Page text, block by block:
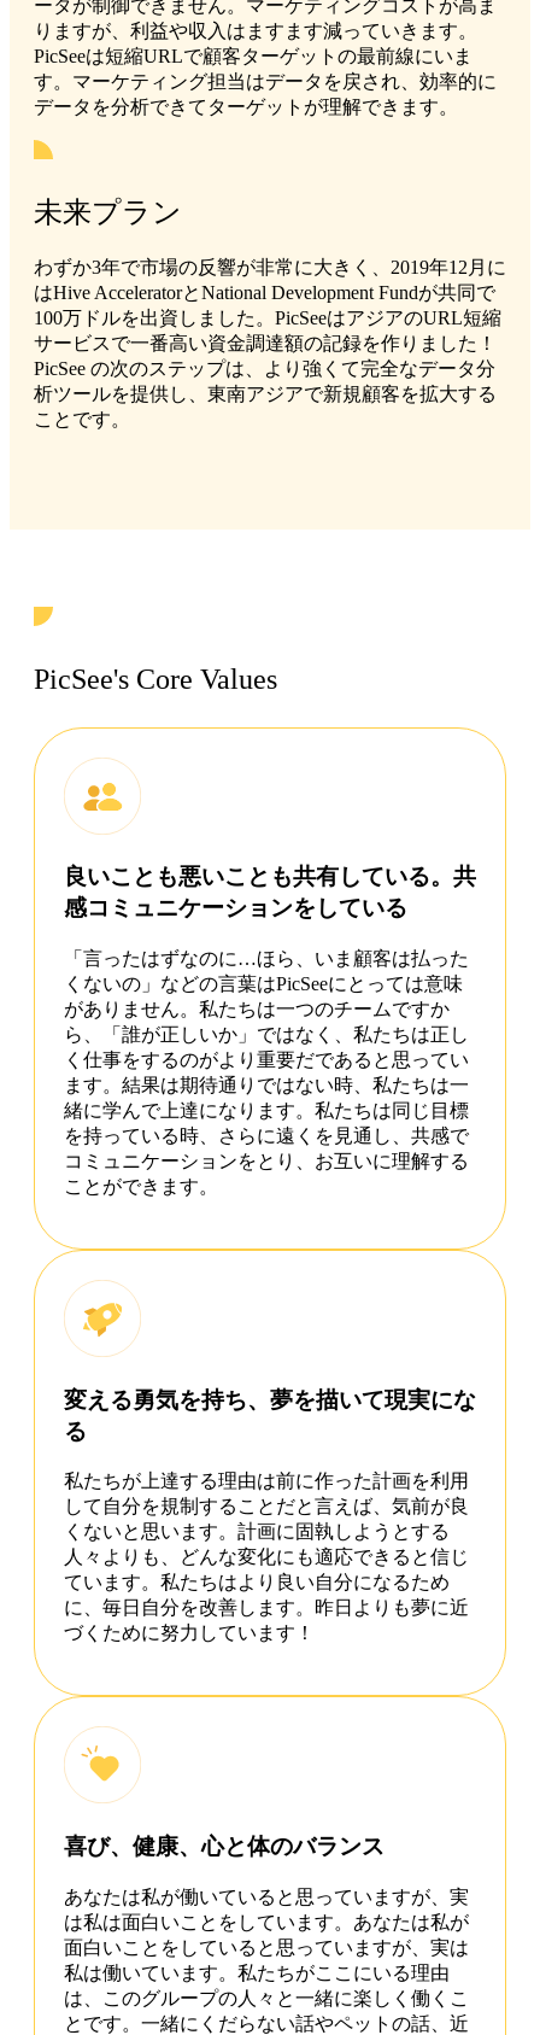
ータが制御できません。マーケティングコストが高ま
りますが、利益や収入はますます減っていきます。
PicSeeは短縮URLで顧客ターゲットの最前線にいま
す。マーケティング担当はデータを戻され、効率的に
データを分析できてターゲットが理解できます。
未来プラン
わずか3年で市場の反響が非常に大きく、2019年12月に
はHive AcceleratorとNational Development Fundが共同で
100万ドルを出資しました。PicSeeはアジアのURL短縮
サービスで一番高い資金調達額の記録を作りました！
PicSee の次のステップは、より強くて完全なデータ分
析ツールを提供し、東南アジアで新規顧客を拡大する
ことです。
PicSee's Core Values
良いことも悪いことも共有している。共
感コミュニケーションをしている
「言ったはずなのに…ほら、いま顧客は払った
くないの」などの言葉はPicSeeにとっては意味
がありません。私たちは一つのチームですか
ら、「誰が正しいか」ではなく、私たちは正し
く仕事をするのがより重要だであると思ってい
ます。結果は期待通りではない時、私たちは一
緒に学んで上達になります。私たちは同じ目標
を持っている時、さらに遠くを見通し、共感で
コミュニケーションをとり、お互いに理解する
ことができます。
変える勇気を持ち、夢を描いて現実にな
る
私たちが上達する理由は前に作った計画を利用
して自分を規制することだと言えば、気前が良
くないと思います。計画に固執しようとする
人々よりも、どんな変化にも適応できると信じ
ています。私たちはより良い自分になるため
に、毎日自分を改善します。昨日よりも夢に近
づくために努力しています！
喜び、健康、心と体のバランス
あなたは私が働いていると思っていますが、実
は私は面白いことをしています。あなたは私が
面白いことをしていると思っていますが、実は
私は働いています。私たちがここにいる理由
は、このグループの人々と一緒に楽しく働くこ
とです。一緒にくだらない話やペットの話、近